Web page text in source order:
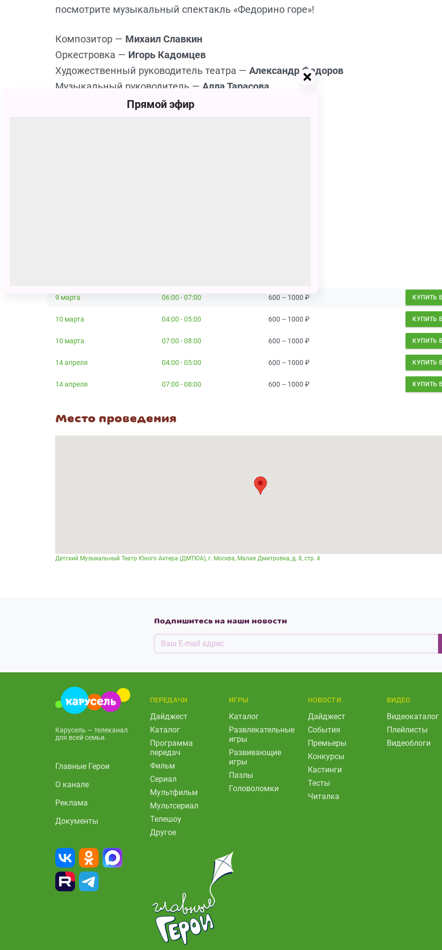
посмотрите музыкальный спектакль «Федорино горе»!
Композитор — Михаил Славкин
Оркестровка — Игорь Кадомцев
Художественный руководитель театра — Александр Федоров
Музыкальный руководитель — Алла Тарасова
Режиссёр-постановщик —Алексей Большаков
9 марта 06:00 - 07:00 600 – 1000 ₽ КУПИТЬ
10 марта 04:00 - 05:00 600 – 1000 ₽ КУПИТЬ
10 марта 07:00 - 08:00 600 – 1000 ₽ КУПИТЬ
14 апреля 04:00 - 05:00 600 – 1000 ₽ КУПИТЬ
14 апреля 07:00 - 08:00 600 – 1000 ₽ КУПИТЬ
Место проведения
Детский Музыкальный Театр Юного Актера (ДМТЮА), г. Москва, Малая Дмитровка, д. 8, стр. 4
Подпишитесь на наши новости
Карусель — телеканал
для всей семьи.
Главные Герои
О канале
Реклама
Документы
ПЕРЕДАЧИ
Дайджест
Каталог
Программа
передач
Фильм
Сериал
Мультфильм
Мультсериал
Телешоу
Другое
ИГРЫ
Каталог
Развлекательные
игры
Развивающие
игры
Пазлы
Головоломки
НОВОСТИ
Дайджест
События
Премьеры
Конкурсы
Кастинги
Тесты
Читалка
ВИДЕО
Видеокаталог
Плейлисты
Видеоблоги
Прямой эфир